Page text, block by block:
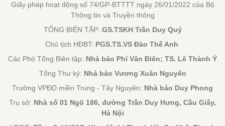
Giấy phép hoạt động số 74/GP-BTTTT ngày 26/01/2022 của Bộ
Thông tin và Truyền thông
TỔNG BIÊN TẬP: GS.TSKH Trần Duy Quý
Chủ tịch HĐBT: PGS.TS.VS Đào Thế Anh
Các Phó Tổng Biên tập: Nhà báo Phí Văn Điển; TS. Lê Thành Ý
Tổng Thư ký: Nhà báo Vương Xuân Nguyên
Trưởng VPĐD miền Trung - Tây Nguyên: Nhà báo Duy Phong
Trụ sở: Nhà số 01 Ngõ 186, đường Trần Duy Hưng, Cầu Giấy,
Hà Nội